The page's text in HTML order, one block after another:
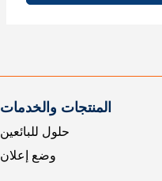
المنتجات والخدمات
حلول للبائعين
وضع إعلان